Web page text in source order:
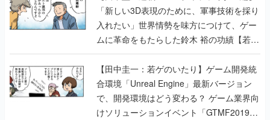
「新しい3D表現のために、軍事技術を採り
入れたい」世界情勢を味方につけて、ゲー
ムに革命をもたらした鈴木 裕の功績【若ゲ
のいたり】
【田中圭一：若ゲのいたり】ゲーム開発統
合環境「Unreal Engine」最新バージョン
で、開発環境はどう変わる？ ゲーム業界向
けソリューションイベント「GTMF2019」